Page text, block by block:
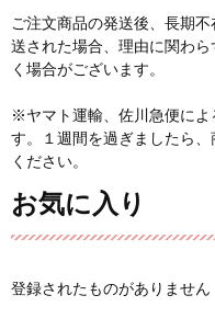
ご注文商品の発送後、長期
送された場合、理由に関わ
く場合がございます。
※ヤマト運輸、佐川急便によ
す。１週間を過ぎましたら
ください。
お気に入り
登録されたものがありません